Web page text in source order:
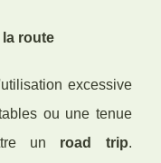
route
excessive
ou une tenue
un road trip.